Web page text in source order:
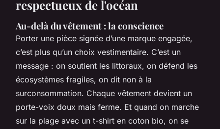
respectueux de l'océan
Au-delà du vêtement : la conscience
Porter une pièce signée d’une marque engagée,
c’est plus qu’un choix vestimentaire. C’est un
message : on soutient les littoraux, on défend les
écosystèmes fragiles, on dit non à la
surconsommation. Chaque vêtement devient un
porte-voix doux mais ferme. Et quand on marche
sur la plage avec un t-shirt en coton bio, on se